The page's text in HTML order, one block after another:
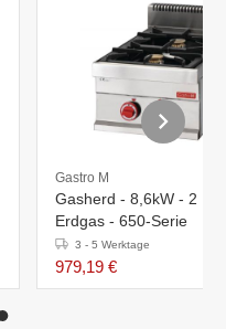
Gastro M
Gasherd - 8,6kW - 2
Erdgas - 650-Serie
3 - 5 Werktage
979,19 €